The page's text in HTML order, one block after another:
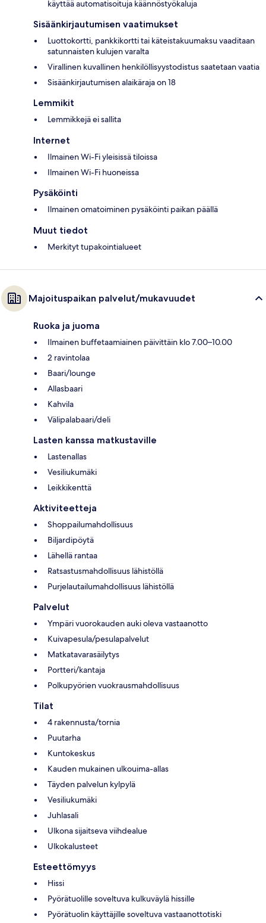
käyttää automatisoituja käännöstyökaluja
Sisäänkirjautumisen vaatimukset
Luottokortti, pankkikortti tai käteistakuumaksu vaaditaan
satunnaisten kulujen varalta
Virallinen kuvallinen henkilöllisyystodistus saatetaan vaatia
Sisäänkirjautumisen alaikäraja on 18
Lemmikit
Lemmikkejä ei sallita
Internet
Ilmainen Wi-Fi yleisissä tiloissa
Ilmainen Wi-Fi huoneissa
Pysäköinti
Ilmainen omatoiminen pysäköinti paikan päällä
Muut tiedot
Merkityt tupakointialueet
Majoituspaikan palvelut/mukavuudet
Ruoka ja juoma
Ilmainen buffetaamiainen päivittäin klo 7.00–10.00
2 ravintolaa
Baari/lounge
Allasbaari
Kahvila
Välipalabaari/deli
Lasten kanssa matkustaville
Lastenallas
Vesiliukumäki
Leikkikenttä
Aktiviteetteja
Shoppailumahdollisuus
Biljardipöytä
Lähellä rantaa
Ratsastusmahdollisuus lähistöllä
Purjelautailumahdollisuus lähistöllä
Palvelut
Ympäri vuorokauden auki oleva vastaanotto
Kuivapesula/pesulapalvelut
Matkatavarasäilytys
Portteri/kantaja
Polkupyörien vuokrausmahdollisuus
Tilat
4 rakennusta/tornia
Puutarha
Kuntokeskus
Kauden mukainen ulkouima-allas
Täyden palvelun kylpylä
Vesiliukumäki
Juhlasali
Ulkona sijaitseva viihdealue
Ulkokalusteet
Esteettömyys
Hissi
Pyörätuolille soveltuva kulkuväylä hissille
Pyörätuolin käyttäjille soveltuva vastaanottotiski